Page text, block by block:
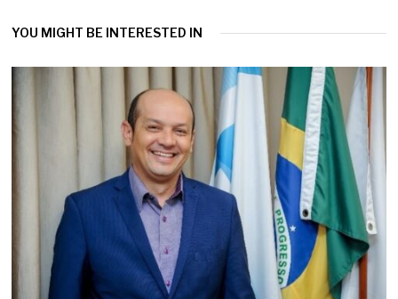
YOU MIGHT BE INTERESTED IN